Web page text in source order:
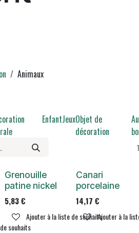
Animaux
EnfantJeuxObjet de
décoration
souhaits
Grenouille
patine nickel
5,83€
Ajouter à la liste de souhaits
Canari
porcelaine
14,17 €
Ajouter à la